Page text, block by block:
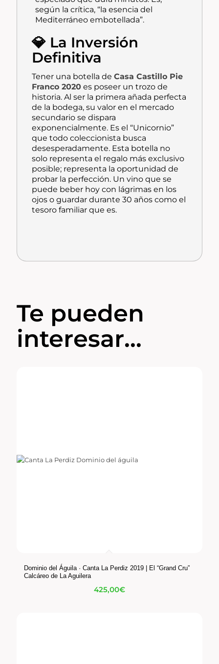
según la crítica, “la esencia del
Mediterráneo embotellada”.
💎 La Inversión
Definitiva
Tener una botella deCasa Castillo Pie
Franco 2020 es poseer un trozo de
historia. Al ser la primera añada perfecta
de la bodega, su valor en el mercado
secundario se dispara
exponencialmente. Es el “Unicornio”
que todo coleccionista busca
desesperadamente. Esta botella no
solo representa el regalo más exclusivo
posible; representa la oportunidad de
probar la perfección. Un vino que se
puede beber hoy con lágrimas en los
ojos o guardar durante 30 años como el
tesoro familiar que es.
Te pueden
interesar...
Dominio del Águila · Canta La Perdiz 2019 | El “Grand Cru”
Calcáreo de La Aguilera
425,00€